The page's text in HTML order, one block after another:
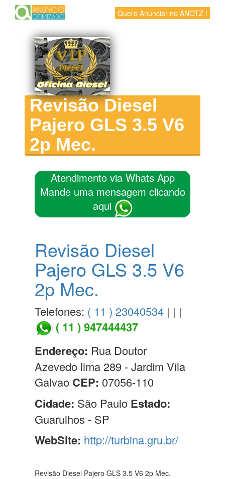
Quero Anunciar no ANOTZ !
Revisão Diesel
Pajero GLS 3.5 V6
2p Mec.
Atendimento via Whats App
Mande uma mensagem clicando
aqui
Revisão Diesel
Pajero GLS 3.5 V6
2p Mec.
Telefones: ( 11 ) 23040534 | | |
( 11 ) 947444437
Endereço: Rua Doutor
Azevedo lima 289 - Jardim Vila
Galvao CEP: 07056-110
Cidade: São Paulo Estado:
Guarulhos - SP
WebSite: http://turbina.gru.br/
Revisão Diesel Pajero GLS 3.5 V6 2p Mec.